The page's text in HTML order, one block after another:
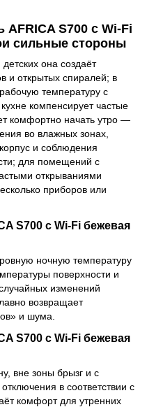
AFRICA S700 с Wi-Fi
сильные стороны
она создаёт
и открытых спиралей; в
температуру с
компенсирует частые
комфортно начать утро —
во влажных зонах,
и соблюдения
для помещений с
открываниями
приборов или
S700 с Wi-Fi бежевая
ночную температуру
поверхности и
изменений
возвращает
и шума.
S700 с Wi-Fi бежевая
вне зоны брызг и с
в соответствии с
комфорт для утренних